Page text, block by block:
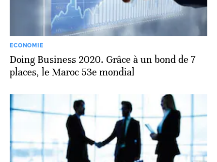
ECONOMIE
Doing Business 2020. Grâce à un bond de 7
places, le Maroc 53e mondial